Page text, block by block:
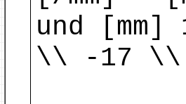
und
\\ -17 \\